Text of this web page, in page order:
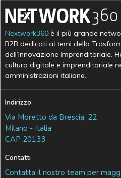
Nextwork360 è il più grande
B2B dedicati ai temi della
dell’Innovazione Imprenditoriale.
cultura digitale e imprenditoriale
amministrazioni italiane.
Indirizzo
Via Moretto da Brescia, 22
Milano - Italia
CAP 20133
Contatti
Contatta il nostro team per